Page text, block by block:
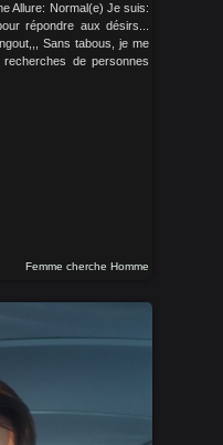
Allure: Normal(e) Je suis:
répondre aux désirs...
Sans tabous, je me
de personnes
Femme cherche Homme